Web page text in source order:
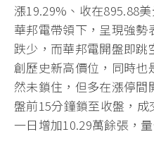
漲19.29%、收在895.88
華邦電帶領下，呈現強
跌少，而華邦電開盤即跳
創歷史新高價位，同時也
然未鎖住，但多在漲停
盤前15分鐘鎖至收盤，
一日增加10.29萬餘張，